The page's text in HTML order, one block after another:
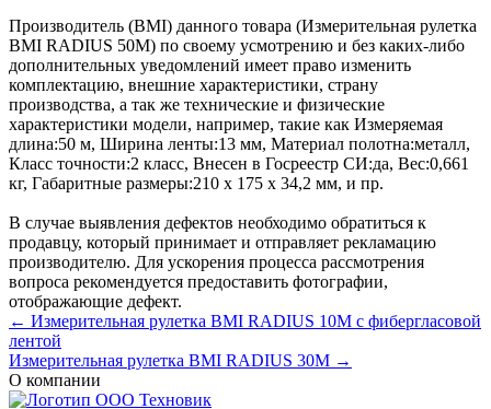
Производитель (BMI) данного товара (Измерительная рулетка
BMI RADIUS 50M) по своему усмотрению и без каких-либо
дополнительных уведомлений имеет право изменить
комплектацию, внешние характеристики, страну
производства, а так же технические и физические
характеристики модели, например, такие как Измеряемая
длина:50 м, Ширина ленты:13 мм, Материал полотна:металл,
Класс точности:2 класс, Внесен в Госреестр СИ:да, Вес:0,661
кг, Габаритные размеры:210 х 175 х 34,2 мм, и пр.
В случае выявления дефектов необходимо обратиться к
продавцу, который принимает и отправляет рекламацию
производителю. Для ускорения процесса рассмотрения
вопроса рекомендуется предоставить фотографии,
отображающие дефект.
← Измерительная рулетка BMI RADIUS 10M с фибергласовой
лентой
Измерительная рулетка BMI RADIUS 30M →
О компании